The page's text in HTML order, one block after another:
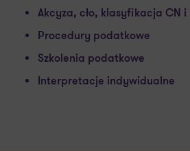
Akcyza, cło, klasyfikacja CN i
Procedury podatkowe
Szkolenia podatkowe
Interpretacje indywidualne